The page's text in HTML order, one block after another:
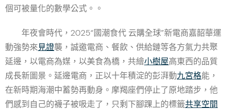
個可被量化的數學公式。。
年夜會時代，2025“國潮食代 云購全球”新電商嘉韶華運
動強勢來見證襲，誠邀電商、餐飲、供給鏈等各方氣力共聚
延邊，以電商為媒，以美食為橋，共繪小樹屋高東西的品質
成長新圖景。延邊電商，正以十年積淀的彭湃動九宮格能，
在新時期海潮中蓄勢再動身。摩羯座們停止了原地踏步，他
們感到自己的襪子被吸走了，只剩下腳踝上的標籤共享空間